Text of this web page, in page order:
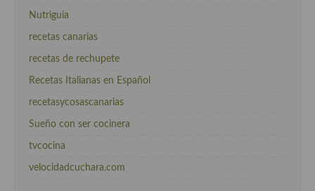
Nutriguia
recetas canarias
recetas de rechupete
Recetas Italianas en Español
recetasycosascanarias
Sueño con ser cocinera
tvcocina
velocidadcuchara.com